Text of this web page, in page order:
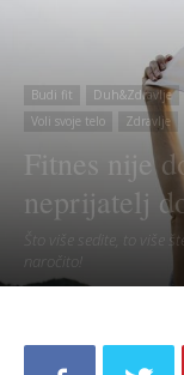
Budi fit Duh&Zdravlje
Voli svoje telo
Zdravlje
Fitnes nije
neprijatelj
Što više sedite, to više
naročito!